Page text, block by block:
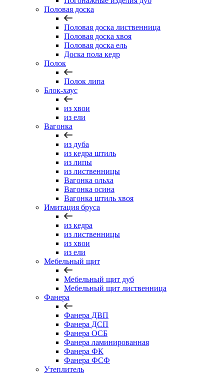
Половая доска
Половая доска лиственница
Половая доска хвоя
Половая доска ель
Доска пола кедр
Полок
Полок липа
Блок-хаус
из хвои
из ели
Вагонка
из дуба
из кедра штиль
из липы
из лиственницы
Вагонка ольха
Вагонка осина
Вагонка штиль хвоя
Имитация бруса
из кедра
из лиственницы
из хвои
из ели
Мебельный щит
Мебельный щит дуб
Мебельный щит лиственница
Фанера
Фанера ДВП
Фанера ДСП
Фанера ОСБ
Фанера ламинированная
Фанера ФК
Фанера ФСФ
Утеплитель